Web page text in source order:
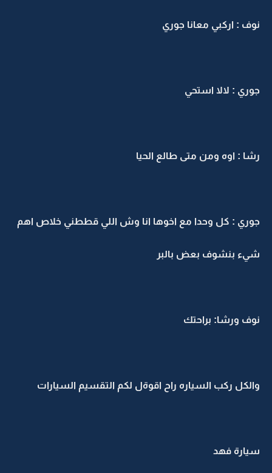
نوف : اركبي معانا جوري
جوري : لالا استحي
رشا : اوه ومن متى طالع الحيا
جوري : كل وحدا مع اخوها انا وش اللي قططني خلاص اهم
شيء بنشوف بعض بالبر
نوف ورشا: براحتك
والكل ركب السياره راح اقوةل لكم التقسيم السيارات
سيارة فهد